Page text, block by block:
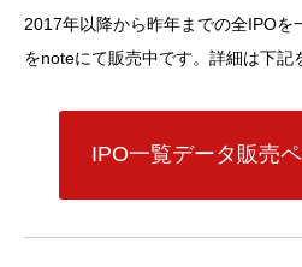
2017年以降から昨年までの全IPOを
をnoteにて販売中です。詳細は下記
IPO一覧データ販売